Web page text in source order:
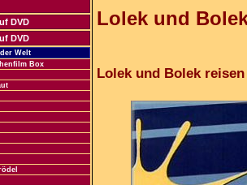
DVD
DVD
Welt
Box
Lolek und
Lolek und Bolek